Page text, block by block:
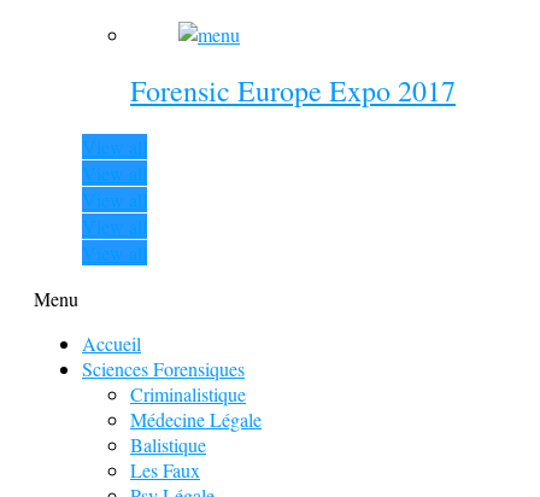
Forensic Europe Expo 2017
View all
View all
View all
View all
View all
Menu
Accueil
Sciences Forensiques
Criminalistique
Médecine Légale
Balistique
Les Faux